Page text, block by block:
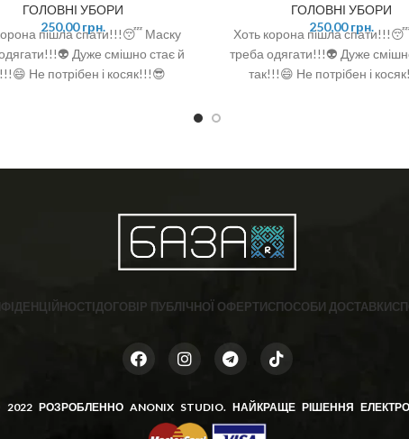
ГОЛОВНІ УБОРИ
250,00грн.
пішла спати!!!😴 Маску
Дуже смішно стає й
Не потрібен і косяк!!!😎
ГОЛОВНІ УБОРИ
250,00грн.
Хоть корона пішла
треба одягати!!!👽 Дуже
так!!!😄 Не потрібен і
ДОГОВІР ПУБЛІЧНОЇ ОФЕРТИСПОСОБИ ДОСТАВКИ
РОЗРОБЛЕННО ANONIX STUDIO. НАЙКРАЩЕ РІШЕННЯ